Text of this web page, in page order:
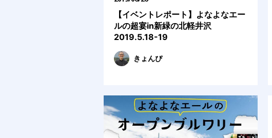
【イベントレポート】よなよなエー
ルの超宴in新緑の北軽井沢
2019.5.18-19
きょんぴ